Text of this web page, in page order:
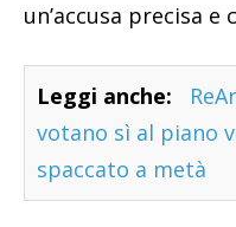
un’accusa precisa e
Leggi anche:
votano sì al piano
spaccato a metà